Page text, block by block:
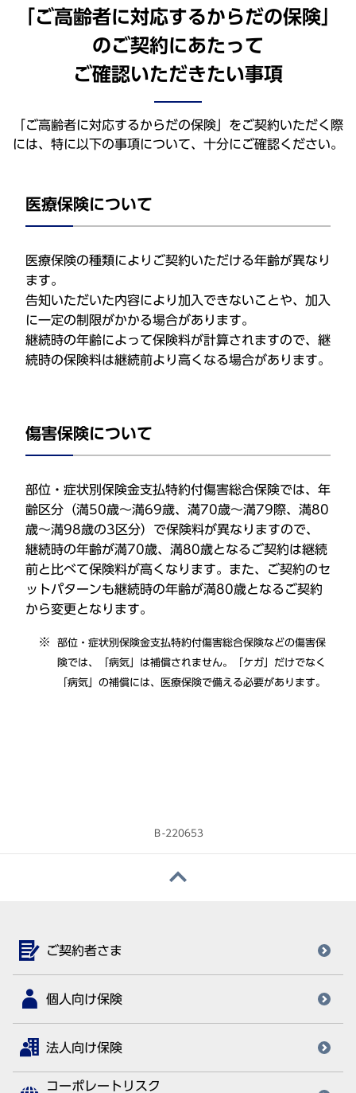
「ご高齢者に対応するからだの保険」
のご契約にあたって
ご確認いただきたい事項
「ご高齢者に対応するからだの保険」をご契約いただく際
には、特に以下の事項について、十分にご確認ください。
医療保険について
医療保険の種類によりご契約いただける年齢が異なり
ます。
告知いただいた内容により加入できないことや、加入
に一定の制限がかかる場合があります。
継続時の年齢によって保険料が計算されますので、継
続時の保険料は継続前より高くなる場合があります。
傷害保険について
部位・症状別保険金支払特約付傷害総合保険では、年
齢区分（満50歳～満69歳、満70歳～満79際、満80
歳～満98歳の3区分）で保険料が異なりますので、
継続時の年齢が満70歳、満80歳となるご契約は継続
前と比べて保険料が高くなります。また、ご契約のセ
ットパターンも継続時の年齢が満80歳となるご契約
から変更となります。
部位・症状別保険金支払特約付傷害総合保険などの傷害保
険では、「病気」は補償されません。「ケガ」だけでなく
「病気」の補償には、医療保険で備える必要があります。
Ｂ-220653
ご契約者さま
個人向け保険
法人向け保険
コーポレートリスク